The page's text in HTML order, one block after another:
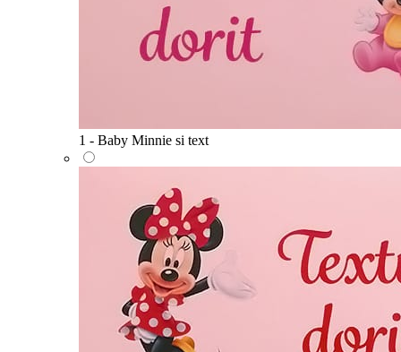
1 - Baby Minnie si text